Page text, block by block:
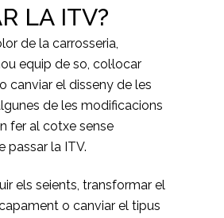
LA ITV?
de la carrosseria,
equip de so, col·locar
canviar el disseny de les
de les modificacions
fer al cotxe sense
passar la ITV.
els seients, transformar el
o canviar el tipus